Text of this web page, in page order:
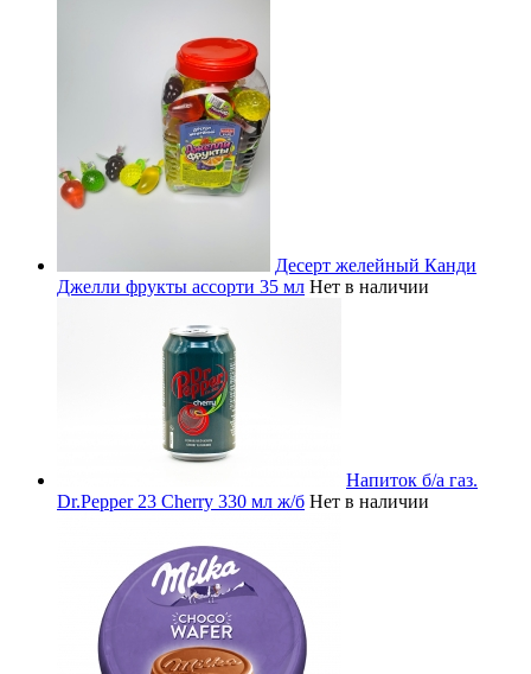
Десерт желейный Канди
Джелли фрукты ассорти 35 мл Нет в наличии
Напиток б/а газ.
Dr.Pepper 23 Cherry 330 мл ж/б Нет в наличии